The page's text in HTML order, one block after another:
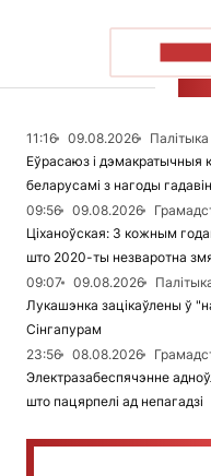
11:16 09.08.2026
Палітыка
Еўрасаюз і дэмакратычныя
беларусамі з нагоды
09:56
09.08.2026
Ціханоўская: З кожным
што 2020-ты незваротна
09:07
09.08.2026
Лукашэнка зацікаўлены ў
Сінгапурам
23:56
08.08.2026
Электразабеспячэнне
што пацярпелі ад непагадзі